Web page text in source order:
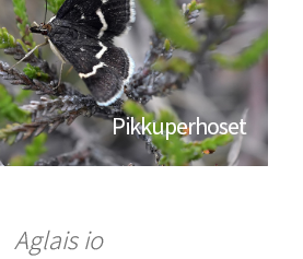
Pikkuperhoset
Aglais io